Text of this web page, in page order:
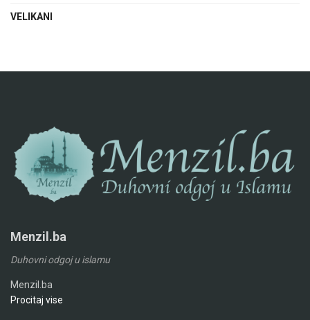
VELIKANI
Menzil.ba
Duhovni odgoj u islamu
Menzil.ba
Procitaj vise